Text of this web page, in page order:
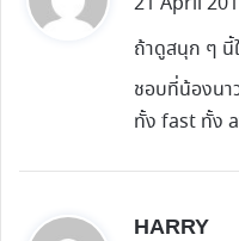
ถ้าดูสนุก ๆ นี้
ชอบที่น้องนา
ทั้ง fast ทั้ง
HARRY